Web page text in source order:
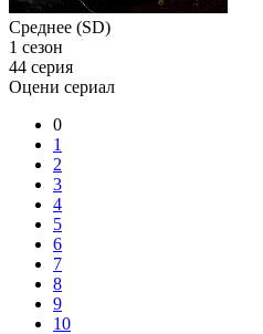
Среднее (SD)
1 сезон
44 серия
Оцени сериал
0
1
2
3
4
5
6
7
8
9
10